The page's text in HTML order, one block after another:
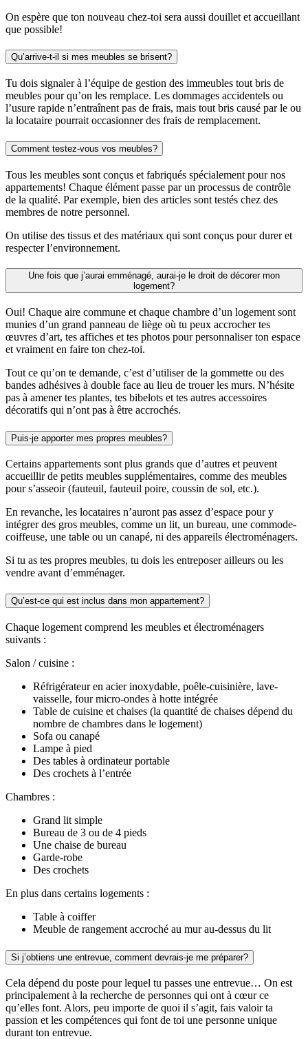
On espère que ton nouveau chez-toi sera aussi douillet et accueillant
que possible!
Qu’arrive-t-il si mes meubles se brisent?
Tu dois signaler à l’équipe de gestion des immeubles tout bris de
meubles pour qu’on les remplace. Les dommages accidentels ou
l’usure rapide n’entraînent pas de frais, mais tout bris causé par le ou
la locataire pourrait occasionner des frais de remplacement.
Comment testez-vous vos meubles?
Tous les meubles sont conçus et fabriqués spécialement pour nos
appartements! Chaque élément passe par un processus de contrôle
de la qualité. Par exemple, bien des articles sont testés chez des
membres de notre personnel.
On utilise des tissus et des matériaux qui sont conçus pour durer et
respecter l’environnement.
Une fois que j’aurai emménagé, aurai-je le droit de décorer mon
logement?
Oui! Chaque aire commune et chaque chambre d’un logement sont
munies d’un grand panneau de liège où tu peux accrocher tes
œuvres d’art, tes affiches et tes photos pour personnaliser ton espace
et vraiment en faire ton chez-toi.
Tout ce qu’on te demande, c’est d’utiliser de la gommette ou des
bandes adhésives à double face au lieu de trouer les murs. N’hésite
pas à amener tes plantes, tes bibelots et tes autres accessoires
décoratifs qui n’ont pas à être accrochés.
Puis-je apporter mes propres meubles?
Certains appartements sont plus grands que d’autres et peuvent
accueillir de petits meubles supplémentaires, comme des meubles
pour s’asseoir (fauteuil, fauteuil poire, coussin de sol, etc.).
En revanche, les locataires n’auront pas assez d’espace pour y
intégrer des gros meubles, comme un lit, un bureau, une commode-
coiffeuse, une table ou un canapé, ni des appareils électroménagers.
Si tu as tes propres meubles, tu dois les entreposer ailleurs ou les
vendre avant d’emménager.
Qu’est-ce qui est inclus dans mon appartement?
Chaque logement comprend les meubles et électroménagers
suivants :
Salon / cuisine :
Réfrigérateur en acier inoxydable, poêle-cuisinière, lave-
vaisselle, four micro-ondes à hotte intégrée
Table de cuisine et chaises (la quantité de chaises dépend du
nombre de chambres dans le logement)
Sofa ou canapé
Lampe à pied
Des tables à ordinateur portable
Des crochets à l’entrée
Chambres :
Grand lit simple
Bureau de 3 ou de 4 pieds
Une chaise de bureau
Garde-robe
Des crochets
En plus dans certains logements :
Table à coiffer
Meuble de rangement accroché au mur au-dessus du lit
Si j’obtiens une entrevue, comment devrais-je me préparer?
Cela dépend du poste pour lequel tu passes une entrevue… On est
principalement à la recherche de personnes qui ont à cœur ce
qu’elles font. Alors, peu importe de quoi il s’agit, fais valoir ta
passion et les compétences qui font de toi une personne unique
durant ton entrevue.